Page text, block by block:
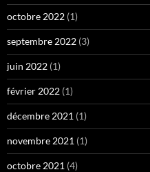
octobre 2022 (1)
septembre 2022 (3)
juin 2022 (1)
février 2022 (1)
décembre 2021 (1)
novembre 2021 (1)
octobre 2021 (4)